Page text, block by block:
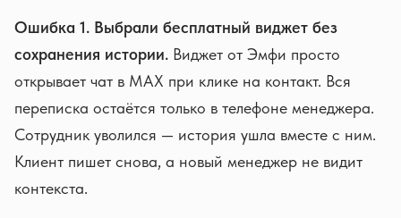
Ошибка 1. Выбрали бесплатный виджет без
сохранения истории. Виджет от Эмфи просто
открывает чат в MAX при клике на контакт. Вся
переписка остаётся только в телефоне менеджера.
Сотрудник уволился — история ушла вместе с ним.
Клиент пишет снова, а новый менеджер не видит
контекста.